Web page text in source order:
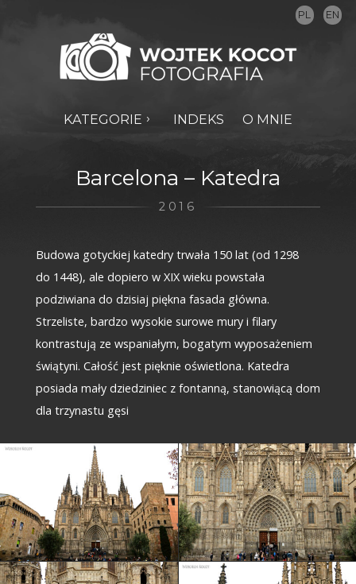
PL EN
KATEGORIE INDEKS O MNIE
Barcelona – Katedra
2016
Budowa gotyckiej katedry trwała 150 lat (od 1298
do 1448), ale dopiero w XIX wieku powstała
podziwiana do dzisiaj piękna fasada główna.
Strzeliste, bardzo wysokie surowe mury i filary
kontrastują ze wspaniałym, bogatym wyposażeniem
świątyni. Całość jest pięknie oświetlona. Katedra
posiada mały dziedziniec z fontanną, stanowiącą dom
dla trzynastu gęsi